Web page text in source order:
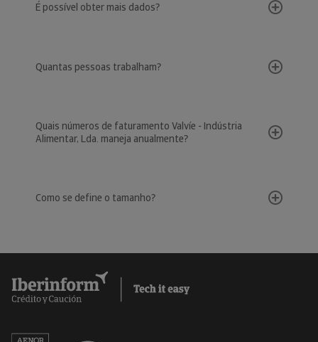
É possível obter mais dados?
Quantas pessoas trabalham?
Quais números de faturamento Valvíe - Indústria
Alimentar, Lda. maneja anualmente?
Como se define o tamanho?